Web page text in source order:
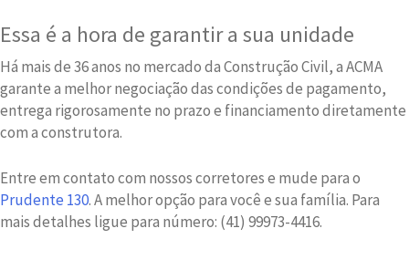
Essa é a hora de garantir a sua unidade
Há mais de 36 anos no mercado da Construção Civil, a ACMA
garante a melhor negociação das condições de pagamento,
entrega rigorosamente no prazo e financiamento diretamente
com a construtora.
Entre em contato com nossos corretores e mude para o
Prudente 130. A melhor opção para você e sua família. Para
mais detalhes ligue para número: (41) 99973-4416.